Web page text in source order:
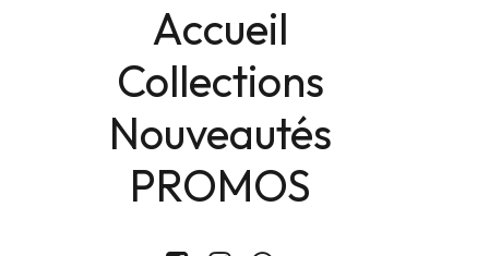
Accueil
Collections
Nouveautés
PROMOS